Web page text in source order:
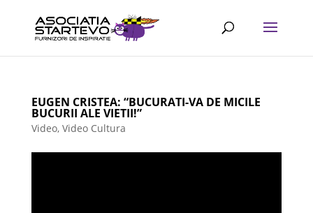
EUGEN CRISTEA: “BUCURATI-VA DE MICILE
BUCURII ALE VIETII!”
Video, Video Cultura